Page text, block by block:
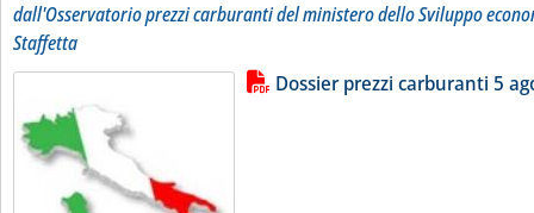
dall'Osservatorio prezzi carburanti del ministero dello Sviluppo
Staffetta
Leggi tutta la notizia: 'Dossier
Lista allegati PDF alla notiziaDossier prezzi carburanti 5